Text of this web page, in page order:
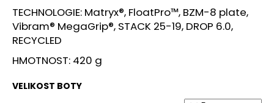
TECHNOLOGIE: Matryx®, FloatPro™, BZM-8 plate,
Vibram® MegaGrip®, STACK 25-19, DROP 6.0,
RECYCLED
HMOTNOST: 420 g
VELIKOST BOTY